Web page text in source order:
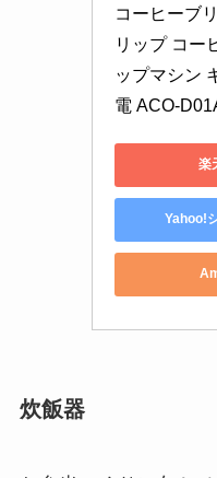
コーヒーブ
リップ コー
ップマシン
電 ACO-
楽
Yahoo!
炊飯器